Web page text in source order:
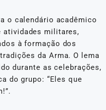
o calendário acadêmico
atividades militares,
à formação dos
da Arma. O lema
durante as celebrações,
do grupo: “Eles que